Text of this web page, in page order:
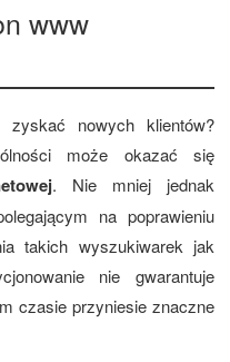
www
nowych klientów?
może okazać się
. Nie mniej jednak
na poprawieniu
takich wyszukiwarek jak
nie gwarantuje
czasie przyniesie znaczne